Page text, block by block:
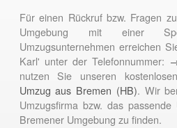
Für einen Rückruf bzw. Fragen
Umgebung mit einer
Umzugsunternehmen erreichen
Karl' unter der Telefonnummer:
nutzen Sie unseren
Umzug aus Bremen (HB). Wir
Umzugsfirma bzw. das
Bremener Umgebung zu finden.